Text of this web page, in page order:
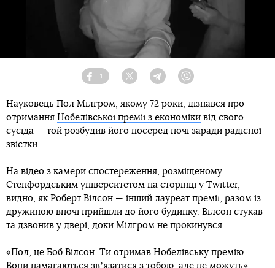
Facebook
1
Twitter TelegramViber
Науковець Пол Мілгром, якому 72 роки, дізнався про
отримання Нобелівської премії з економіки від свого
сусіда — той розбудив його посеред ночі заради радісної
звістки.
На відео з камери спостереження, розміщеному
Стенфордським університетом на сторінці у Twitter,
видно, як Роберт Вілсон — інший лауреат премії, разом із
дружиною вночі прийшли до його будинку. Вілсон стукав
та дзвонив у двері, доки Мілгром не прокинувся.
«Пол, це Боб Вілсон. Ти отримав Нобелівську премію.
Вони намагаються звʼязатися з тобою, але не можуть», —